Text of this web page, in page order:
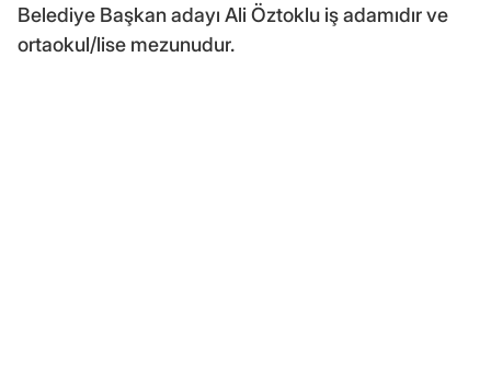
Belediye Başkan adayı Ali Öztoklu iş adamıdır ve
ortaokul/lise mezunudur.